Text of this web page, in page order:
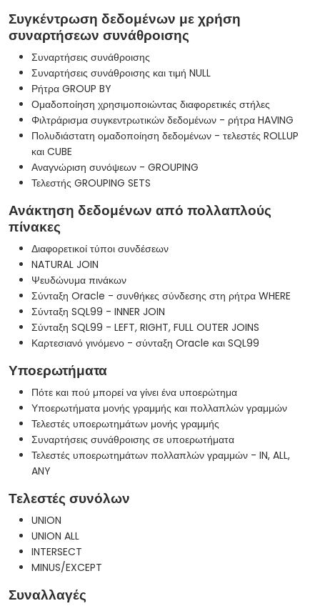
Συγκέντρωση δεδομένων με χρήση
συναρτήσεων συνάθροισης
Συναρτήσεις συνάθροισης
Συναρτήσεις συνάθροισης και τιμή NULL
Ρήτρα GROUP BY
Ομαδοποίηση χρησιμοποιώντας διαφορετικές στήλες
Φιλτράρισμα συγκεντρωτικών δεδομένων - ρήτρα HAVING
Πολυδιάστατη ομαδοποίηση δεδομένων - τελεστές ROLLUP
και CUBE
Αναγνώριση συνόψεων - GROUPING
Τελεστής GROUPING SETS
Ανάκτηση δεδομένων από πολλαπλούς
πίνακες
Διαφορετικοί τύποι συνδέσεων
NATURAL JOIN
Ψευδώνυμα πινάκων
Σύνταξη Oracle - συνθήκες σύνδεσης στη ρήτρα WHERE
Σύνταξη SQL99 - INNER JOIN
Σύνταξη SQL99 - LEFT, RIGHT, FULL OUTER JOINS
Καρτεσιανό γινόμενο - σύνταξη Oracle και SQL99
Υποερωτήματα
Πότε και πού μπορεί να γίνει ένα υποερώτημα
Υποερωτήματα μονής γραμμής και πολλαπλών γραμμών
Τελεστές υποερωτημάτων μονής γραμμής
Συναρτήσεις συνάθροισης σε υποερωτήματα
Τελεστές υποερωτημάτων πολλαπλών γραμμών - IN, ALL,
ANY
Τελεστές συνόλων
UNION
UNION ALL
INTERSECT
MINUS/EXCEPT
Συναλλαγές